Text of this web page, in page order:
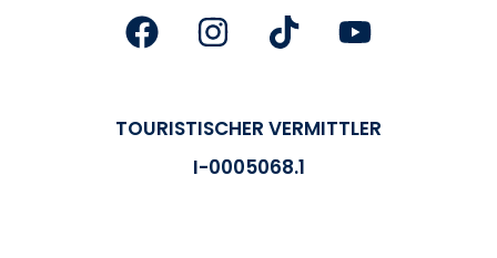
TOURISTISCHER VERMITTLER
I-0005068.1